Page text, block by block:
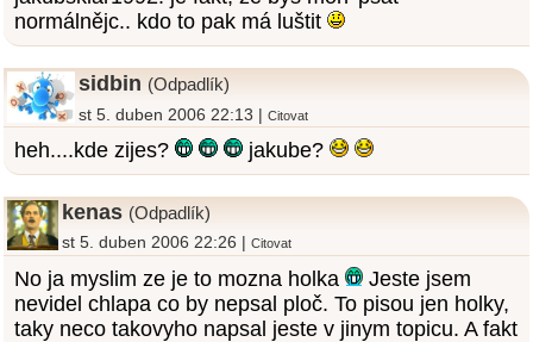
normálnějc.. kdo to pak má luštit
sidbin (Odpadlík)
st 5. duben 2006 22:13 |Citovat
heh....kde zijes? jakube?
kenas (Odpadlík)
st 5. duben 2006 22:26 |Citovat
No ja myslim ze je to mozna holka
Jeste jsem
nevidel chlapa co by nepsal ploč. To pisou jen holky,
taky neco takovyho napsal jeste v jinym topicu. A fakt